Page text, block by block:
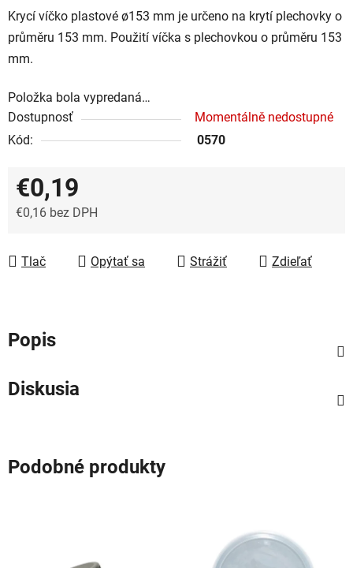
Krycí víčko plastové ø153 mm je určeno na krytí plechovky o
průměru 153 mm. Použití víčka s plechovkou o průměru 153
mm.
Položka bola vypredaná…
Dostupnosť
Momentálně nedostupné
Kód:
0570
€0,19
€0,16 bez DPH
Tlač
Opýtať sa Strážiť Zdieľať
Popis
Diskusia
Podobné produkty